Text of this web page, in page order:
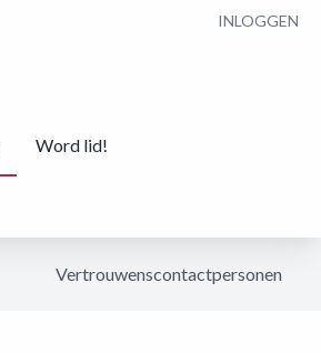
INLOGGEN
Word lid!
Vertrouwenscontactpersonen